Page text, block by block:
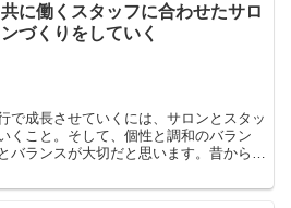
共に働くスタッフに合わせたサロ
ンづくりをしていく
で成長させていくには、サロンとスタッ
くこと。そして、個性と調和のバラン
バランスが大切だと思います。昔から大